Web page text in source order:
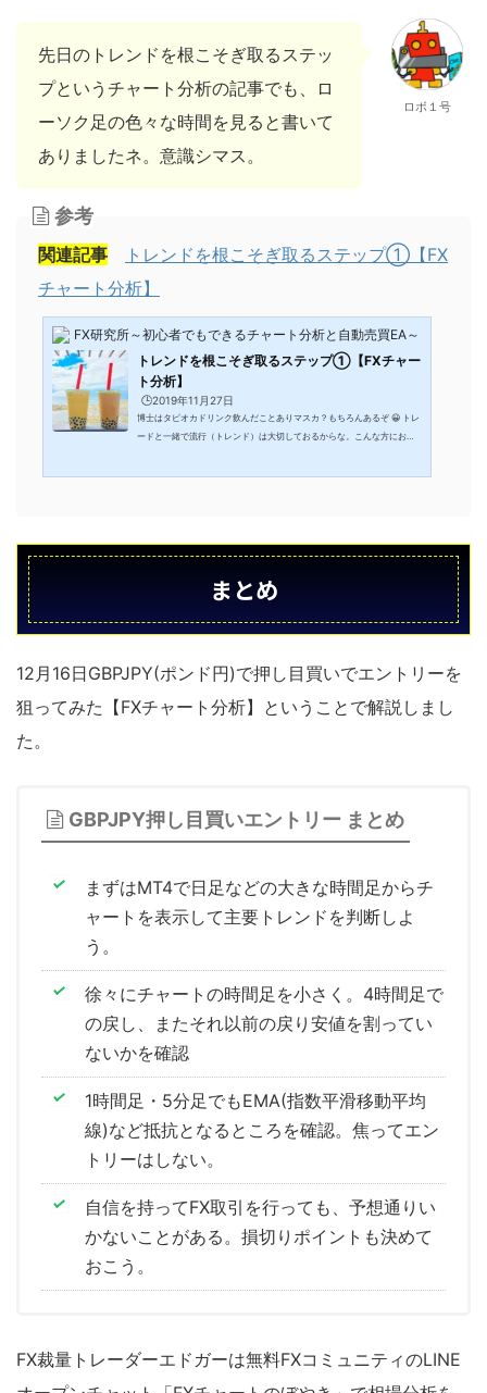
先日のトレンドを根こそぎ取るステッ
プというチャート分析の記事でも、ロ
ーソク足の色々な時間を見ると書いて
ありましたネ。意識シマス。
ロボ１号
参考
関連記事
トレンドを根こそぎ取るステップ①【FX
チャート分析】
FX研究所～初心者でもできるチャート分析と自動売買EA～
トレンドを根こそぎ取るステップ①【FXチャー
ト分析】
🕒️2019年11月27日
博士はタピオカドリンク飲んだことありマスカ？もちろんあるぞ 😀 トレ
ードと一緒で流行（トレンド）は大切しておるからな。こんな方におす
にしてください。トレンド(流行)はなぜ起こ...
まとめ
12月16日GBPJPY(ポンド円)で押し目買いでエントリーを
狙ってみた【FXチャート分析】ということで解説しまし
た。
GBPJPY押し目買いエントリー まとめ
まずはMT4で日足などの大きな時間足からチ
ャートを表示して主要トレンドを判断しよ
う。
徐々にチャートの時間足を小さく。4時間足で
の戻し、またそれ以前の戻り安値を割ってい
ないかを確認
1時間足・5分足でもEMA(指数平滑移動平均
線)など抵抗となるところを確認。焦ってエン
トリーはしない。
自信を持ってFX取引を行っても、予想通りい
かないことがある。損切りポイントも決めて
おこう。
FX裁量トレーダーエドガーは無料FXコミュニティのLINE